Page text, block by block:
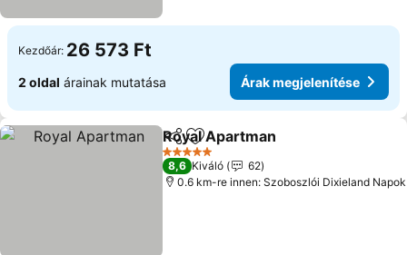
Kezdőár: 26 573 Ft
2 oldal árainak mutatása Árak megjelenítése
Megosztás
Hozzáadás a kedvencekhez
Royal Apartman
5 Kategória
8,6 Kiváló
62
0.6 km-re innen: Szoboszlói Dixieland Napok